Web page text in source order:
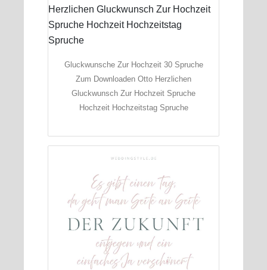
Gluckwunsche Zur Hochzeit 30 Spruche
Zum Downloaden Otto Herzlichen
Gluckwunsch Zur Hochzeit Spruche
Hochzeit Hochzeitstag Spruche